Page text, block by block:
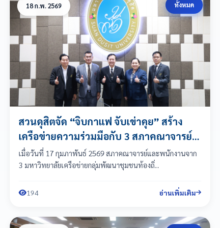
18 ก.พ. 2569 ทั้งหมด
สวนดุสิตจัด “จิบกาแฟ จับเข่าคุย” สร้าง
เครือข่ายความร่วมมือกับ 3 สภาคณาจารย์
และพนักงานมหาวิทยาลัย (มศ...
เมื่อวันที่ 17 กุมภาพันธ์ 2569 สภาคณาจารย์และพนักงานจาก
3 มหาวิทยาลัยเครือข่ายกลุ่มพัฒนาชุมชนท้องถิ่...
194 อ่านเพิ่มเติม